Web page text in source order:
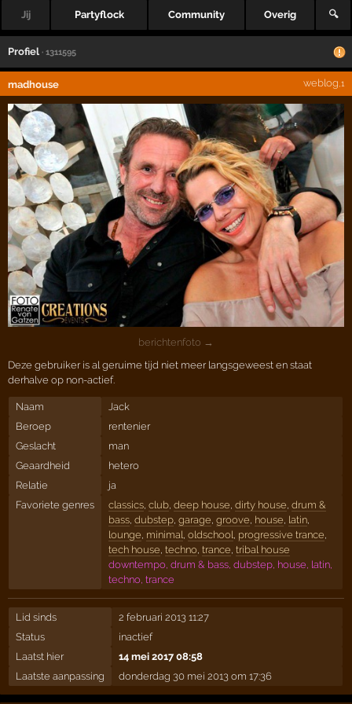
Jij Partyflock Community Overig 🔍
Profiel · 1311595
madhouse weblog ,1
berichtenfoto →
Deze gebruiker is al geruime tijd niet meer langsgeweest en staat
derhalve op non-actief.
Naam
Jack
Beroep
rentenier
Geslacht
man
Geaardheid
hetero
Relatie
ja
Favoriete genres
classics, club, deep house dirty house drum &
bass, dubstep, garage groove house latin,
lounge minimal oldschool progressive trance
tech house techno, trance tribal house
downtempo, drum & bass, dubstep, house, latin,
techno, trance
Lid sinds
2 februari 2013 11:27
Status
inactief
Laatst hier
14 mei 2017 08:58
Laatste aanpassing
donderdag 30 mei 2013 om 17:36